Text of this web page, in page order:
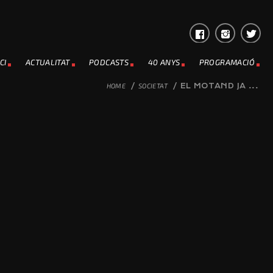
ACTUALITAT PODCASTS 40 ANYS PROGRAMACIÓ
HOME / SOCIETAT / EL MOTAND JA ...